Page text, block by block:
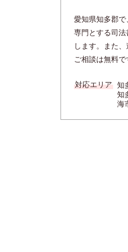
愛知県知多郡
専門とする司
します。また
ご相談は無料
対応エリア 知
知
海